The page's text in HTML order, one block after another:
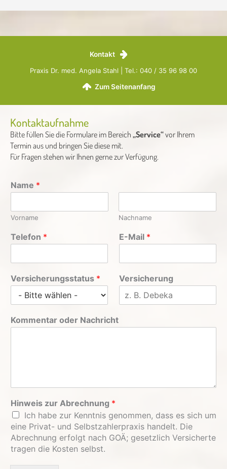
Kontakt
Praxis Dr. med. Angela Stahl | Tel.: 040 / 35 96 98 00
Zum Seitenanfang
Kontaktaufnahme
Bitte füllen Sie die Formulare im Bereich „Service“vor Ihrem
Termin aus und bringen Sie diese mit.
Für Fragen stehen wir Ihnen gerne zur Verfügung.
Name *
Vorname Nachname
Telefon * E-Mail *
Versicherungsstatus * Versicherung
Kommentar oder Nachricht
Hinweis zur Abrechnung *
Ich habe zur Kenntnis genommen, dass es sich um
eine Privat- und Selbstzahlerpraxis handelt. Die
Abrechnung erfolgt nach GOÄ; gesetzlich Versicherte
tragen die Kosten selbst.